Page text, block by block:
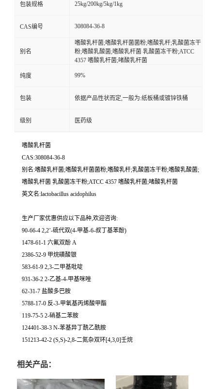
包装规格 25kg/200kg/5kg/1kg
CAS编号 308084-36-8
别名
嗜酸乳杆菌;嗜酸乳杆菌菌粉;嗜酸乳杆;乳酸菌冻干
粉;嗜酸乳酸菌;嗜酸乳杆菌 乳酸菌冻干粉;ATCC
4357 嗜酸乳杆菌;啫酸乳杆菌
纯度 99%
包装 依据产品性状而定,一般为:纸板桶或镀锌铁桶
级别 医药级
嗜酸乳杆菌
CAS:308084-36-8
别名:嗜酸乳杆菌;嗜酸乳杆菌菌粉;嗜酸乳杆;乳酸菌冻干粉;嗜酸乳酸菌;
嗜酸乳杆菌 乳酸菌冻干粉;ATCC 4357 嗜酸乳杆菌;啫酸乳杆菌
英文名:lactobacillus acidophilus
生产厂家优惠供应以下品种,欢迎咨询:
90-66-4 2,2’-硫代双(4-甲基-6-叔丁基苯酚)
1478-61-1 六氟双酚 A
2386-52-9 甲烷磺酸银
583-61-9 2,3-二甲基吡啶
931-36-2 2-乙基-4-甲基咪唑
62-31-7 盐酸多巴胺
5788-17-0 反-3-甲氧基丙烯酸甲酯
119-75-5 2-硝基二苯胺
124401-38-3 N-苯基异丁酰乙酰胺
151213-42-2 (S,S)-2,8-二氮杂双环[4,3,0]壬烷
相关产品：